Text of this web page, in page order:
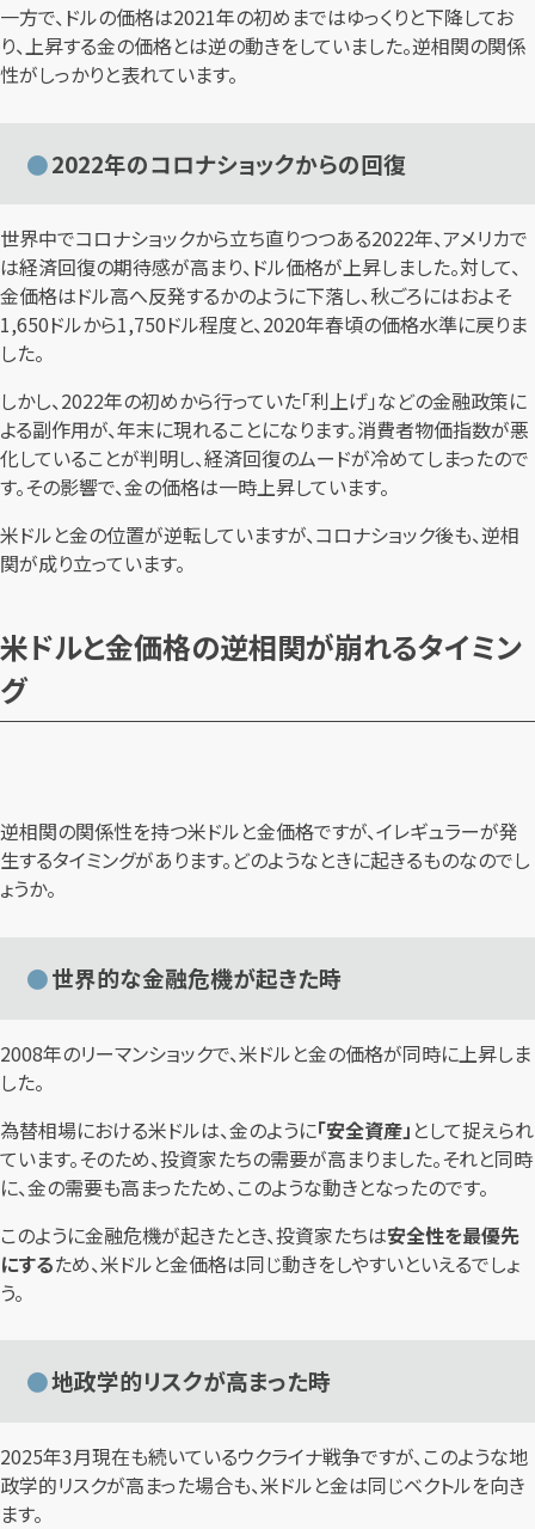
一方で、ドルの価格は2021年の初めまではゆっくりと下降してお
り、上昇する金の価格とは逆の動きをしていました。逆相関の関係
性がしっかりと表れています。
2022年のコロナショックからの回復
世界中でコロナショックから立ち直りつつある2022年、アメリカで
は経済回復の期待感が高まり、ドル価格が上昇しました。対して、
金価格はドル高へ反発するかのように下落し、秋ごろにはおよそ
1,650ドルから1,750ドル程度と、2020年春頃の価格水準に戻りま
した。
しかし、2022年の初めから行っていた「利上げ」などの金融政策に
よる副作用が、年末に現れることになります。消費者物価指数が悪
化していることが判明し、経済回復のムードが冷めてしまったので
す。その影響で、金の価格は一時上昇しています。
米ドルと金の位置が逆転していますが、コロナショック後も、逆相
関が成り立っています。
米ドルと金価格の逆相関が崩れるタイミン
グ
逆相関の関係性を持つ米ドルと金価格ですが、イレギュラーが発
生するタイミングがあります。どのようなときに起きるものなのでし
ょうか。
世界的な金融危機が起きた時
2008年のリーマンショックで、米ドルと金の価格が同時に上昇しま
した。
為替相場における米ドルは、金のように「安全資産」 として捉えられ
ています。そのため、投資家たちの需要が高まりました。それと同時
に、金の需要も高まったため、このような動きとなったのです。
このように金融危機が起きたとき、投資家たちは安全性を最優先
にするため、米ドルと金価格は同じ動きをしやすいといえるでしょ
う。
地政学的リスクが高まった時
2025年3月現在も続いているウクライナ戦争ですが、このような地
政学的リスクが高まった場合も、米ドルと金は同じベクトルを向き
ます。